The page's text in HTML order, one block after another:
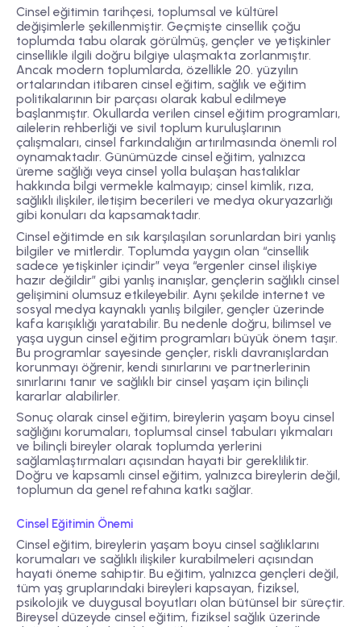
Cinsel eğitimin tarihçesi, toplumsal ve kültürel
değişimlerle şekillenmiştir. Geçmişte cinsellik çoğu
toplumda tabu olarak görülmüş, gençler ve yetişkinler
cinsellikle ilgili doğru bilgiye ulaşmakta zorlanmıştır.
Ancak modern toplumlarda, özellikle 20. yüzyılın
ortalarından itibaren cinsel eğitim, sağlık ve eğitim
politikalarının bir parçası olarak kabul edilmeye
başlanmıştır. Okullarda verilen cinsel eğitim programları,
ailelerin rehberliği ve sivil toplum kuruluşlarının
çalışmaları, cinsel farkındalığın artırılmasında önemli rol
oynamaktadır. Günümüzde cinsel eğitim, yalnızca
üreme sağlığı veya cinsel yolla bulaşan hastalıklar
hakkında bilgi vermekle kalmayıp; cinsel kimlik, rıza,
sağlıklı ilişkiler, iletişim becerileri ve medya okuryazarlığı
gibi konuları da kapsamaktadır.
Cinsel eğitimde en sık karşılaşılan sorunlardan biri yanlış
bilgiler ve mitlerdir. Toplumda yaygın olan “cinsellik
sadece yetişkinler içindir” veya “ergenler cinsel ilişkiye
hazır değildir” gibi yanlış inanışlar, gençlerin sağlıklı cinsel
gelişimini olumsuz etkileyebilir. Aynı şekilde internet ve
sosyal medya kaynaklı yanlış bilgiler, gençler üzerinde
kafa karışıklığı yaratabilir. Bu nedenle doğru, bilimsel ve
yaşa uygun cinsel eğitim programları büyük önem taşır.
Bu programlar sayesinde gençler, riskli davranışlardan
korunmayı öğrenir, kendi sınırlarını ve partnerlerinin
sınırlarını tanır ve sağlıklı bir cinsel yaşam için bilinçli
kararlar alabilirler.
Sonuç olarak cinsel eğitim, bireylerin yaşam boyu cinsel
sağlığını korumaları, toplumsal cinsel tabuları yıkmaları
ve bilinçli bireyler olarak toplumda yerlerini
sağlamlaştırmaları açısından hayati bir gerekliliktir.
Doğru ve kapsamlı cinsel eğitim, yalnızca bireylerin değil,
toplumun da genel refahına katkı sağlar.
Cinsel Eğitimin Önemi
Cinsel eğitim, bireylerin yaşam boyu cinsel sağlıklarını
korumaları ve sağlıklı ilişkiler kurabilmeleri açısından
hayati öneme sahiptir. Bu eğitim, yalnızca gençleri değil,
tüm yaş gruplarındaki bireyleri kapsayan, fiziksel,
psikolojik ve duygusal boyutları olan bütünsel bir süreçtir.
Bireysel düzeyde cinsel eğitim, fiziksel sağlık üzerinde